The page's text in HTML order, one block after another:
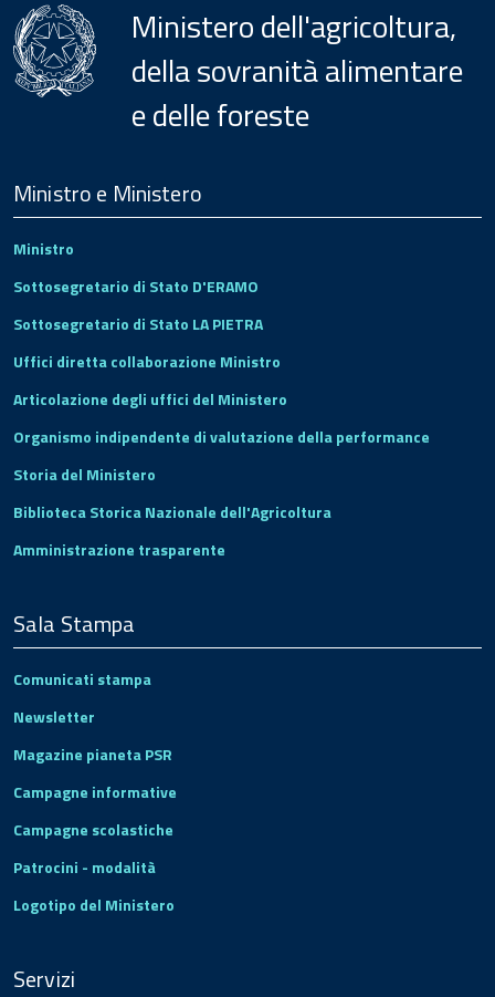
Ministero dell'agricoltura,
della sovranità alimentare
e delle foreste
Footer
Ministro e Ministero
Ministro
Sottosegretario di Stato D'ERAMO
Sottosegretario di Stato LA PIETRA
Uffici diretta collaborazione Ministro
Articolazione degli uffici del Ministero
Organismo indipendente di valutazione della performance
Storia del Ministero
Biblioteca Storica Nazionale dell'Agricoltura
Amministrazione trasparente
Sala Stampa
Comunicati stampa
Newsletter
Magazine pianeta PSR
Campagne informative
Campagne scolastiche
Patrocini - modalità
Logotipo del Ministero
Servizi